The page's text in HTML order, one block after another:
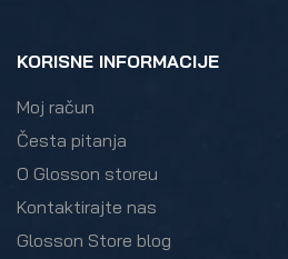
KORISNE INFORMACIJE
Moj račun
Česta pitanja
O Glosson storeu
Kontaktirajte nas
Glosson Store blog